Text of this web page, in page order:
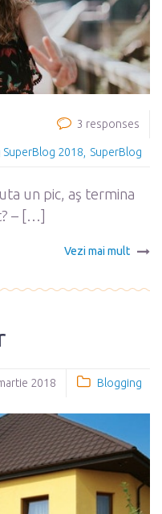
3 responses
SuperBlog 2018 SuperBlog
un pic, aş termina
– […]
Vezi mai mult
2018 Blogging